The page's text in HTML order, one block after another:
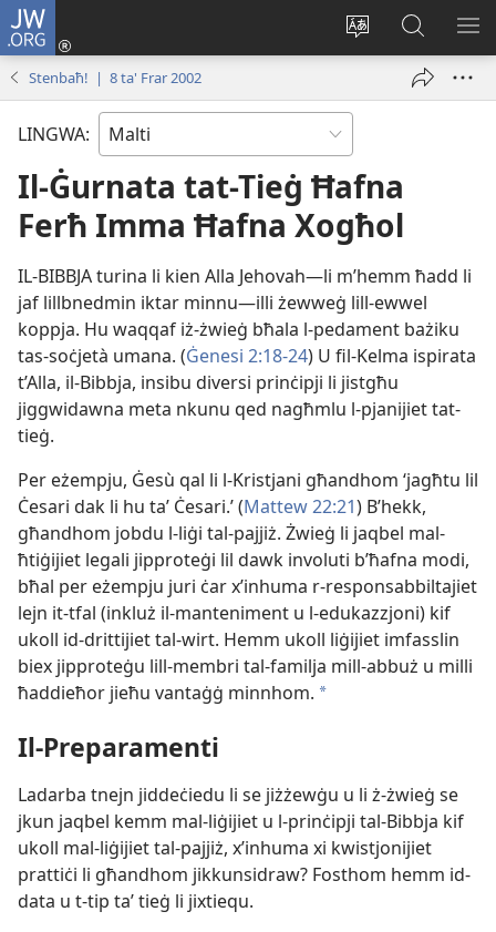
JW.ORG
Biddel
lingwa
Illoggja
(opens
Fittex
f’JW.ORG
Stenbaħ! | 8 ta' Frar 2002
LINGWA:
Il-Ġurnata tat-Tieġ Ħafna
Ferħ Imma Ħafna Xogħol
IL-​BIBBJA turina li kien Alla Jehovah—li m’hemm ħadd li
jaf lillbnedmin iktar minnu—illi żewweġ lill-​ewwel
koppja. Hu waqqaf iż-​żwieġ bħala l-​pedament bażiku
tas-​soċjetà umana. (Ġenesi 2:18-24) U fil-​Kelma ispirata
t’Alla, il-​Bibbja, insibu diversi prinċipji li jistgħu
jiggwidawna meta nkunu qed nagħmlu l-​pjanijiet tat-​
tieġ.
Per eżempju, Ġesù qal li l-​Kristjani għandhom ‘jagħtu lil
Ċesari dak li hu taʼ Ċesari.’ (Mattew 22:21) B’hekk,
għandhom jobdu l-​liġi tal-​pajjiż. Żwieġ li jaqbel mal-​
ħtiġijiet legali jipproteġi lil dawk involuti b’ħafna modi,
bħal per eżempju juri ċar x’inhuma r-​responsabbiltajiet
lejn it-​tfal (inkluż il-​manteniment u l-​edukazzjoni) kif
ukoll id-​drittijiet tal-​wirt. Hemm ukoll liġijiet imfasslin
biex jipproteġu lill-​membri tal-​familja mill-​abbuż u milli
ħaddieħor jieħu vantaġġ minnhom. a
Il-​Preparamenti
Ladarba tnejn jiddeċiedu li se jiżżewġu u li ż-​żwieġ se
jkun jaqbel kemm mal-​liġijiet u l-​prinċipji tal-​Bibbja kif
ukoll mal-​liġijiet tal-​pajjiż, x’inhuma xi kwistjonijiet
prattiċi li għandhom jikkunsidraw? Fosthom hemm id-​
data u t-​tip taʼ tieġ li jixtiequ.